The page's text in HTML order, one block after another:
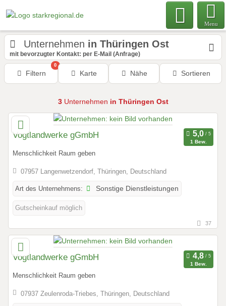
Menu
Unternehmen in Thüringen Ost
mit bevorzugter Kontakt: per E-Mail (Anfrage)
Filtern
0
Karte Nähe Sortieren
3Unternehmen in Thüringen Ost
Vogtlandwerke gGmbH
1 Bew.
Menschlichkeit Raum geben
07957 Langenwetzendorf, Thüringen, Deutschland
Art des Unternehmens: Sonstige Dienstleistungen
Gutscheinkauf möglich
37
Vogtlandwerke gGmbH
1 Bew.
Menschlichkeit Raum geben
07937 Zeulenroda-Triebes, Thüringen, Deutschland